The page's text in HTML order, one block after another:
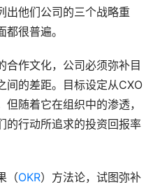
出他们公司的三个战略重
很普遍。
合作文化，公司必须弥补目
间的差距。目标设定从CXO
随着它在组织中的渗透，
的行动所追求的投资回报率
（OKR）方法论，试图弥补